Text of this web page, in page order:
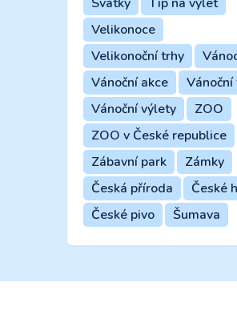
Velikonoce
Velikonoční trhy
Vánoční akce
Vánoční výlety
ZOO
ZOO v České republice
Zábavní park
Zámky
Česká příroda
České
České pivo
Šumava